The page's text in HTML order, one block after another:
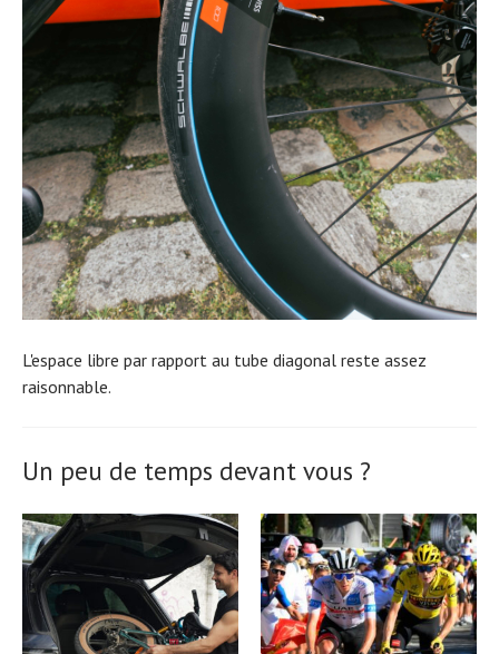
L'espace libre par rapport au tube diagonal reste assez
raisonnable.
Un peu de temps devant vous ?